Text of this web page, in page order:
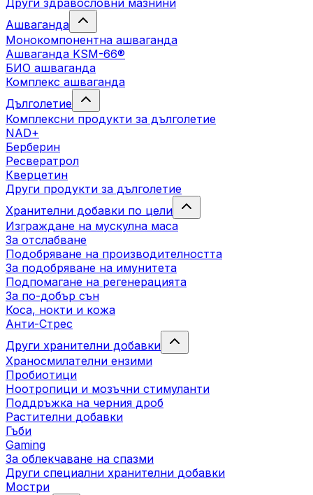
Други здравословни мазнини
Ашваганда
Монокомпонентна ашваганда
Ашваганда KSM-66®
БИО ашваганда
Комплекс ашваганда
Дълголетие
Комплексни продукти за дълголетие
NAD+
Берберин
Ресвератрол
Кверцетин
Други продукти за дълголетие
Хранителни добавки по цели
Изграждане на мускулна маса
За отслабване
Подобряване на производителността
За подобряване на имунитета
Подпомагане на регенерацията
За по-добър сън
Коса, нокти и кожа
Анти-Стрес
Други хранителни добавки
Храносмилателни ензими
Пробиотици
Ноотропици и мозъчни стимуланти
Поддръжка на черния дроб
Растителни добавки
Гъби
Gaming
За облекчаване на спазми
Други специални хранителни добавки
Мостри